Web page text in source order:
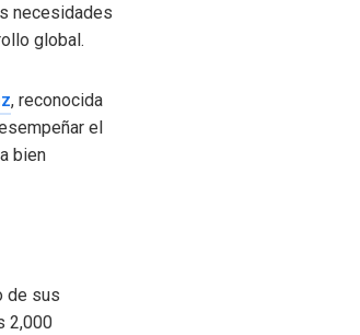
necesidades
global.
, reconocida
el
bien
de sus
2,000